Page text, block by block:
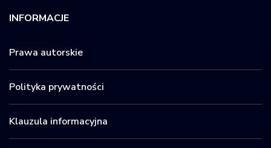
INFORMACJE
Prawa autorskie
Polityka prywatności
Klauzula informacyjna